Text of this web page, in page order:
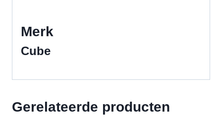
Merk
Cube
Gerelateerde producten